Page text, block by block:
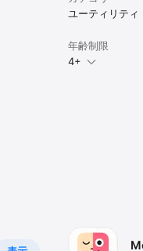
ユーティリティ
年齢制限
4+